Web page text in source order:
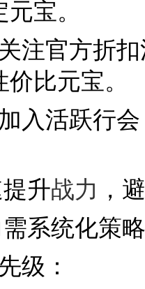
宝。
注官方折
比元宝。
入活跃行
升战力 ，
系统化策
级：